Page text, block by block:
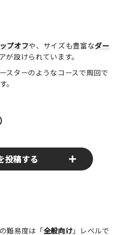
プオフや、サイズも豊富なダー
が設けられています。
スターのようなコースで周回で
。
投稿する
送りください！あなたの写真
難易度は「全般向け」レベルで